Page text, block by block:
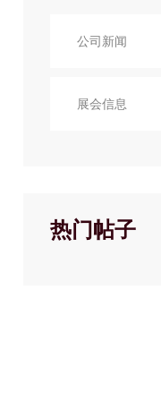
公司新闻
展会信息
热门帖子